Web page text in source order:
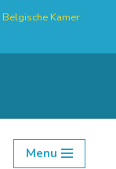
Belgische Kamer
Menu